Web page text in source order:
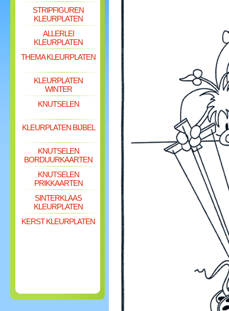
STRIPFIGUREN
KLEURPLATEN
ALLERLEI
KLEURPLATEN
THEMA KLEURPLATEN
KLEURPLATEN
WINTER
KNUTSELEN
KLEURPLATEN BIJBEL
KNUTSELEN
BORDUURKAARTEN
KNUTSELEN
PRIKKAARTEN
SINTERKLAAS
KLEURPLATEN
KERST KLEURPLATEN